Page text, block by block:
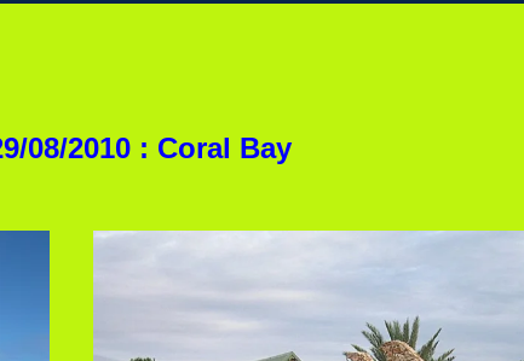
08/2010 : Coral Bay